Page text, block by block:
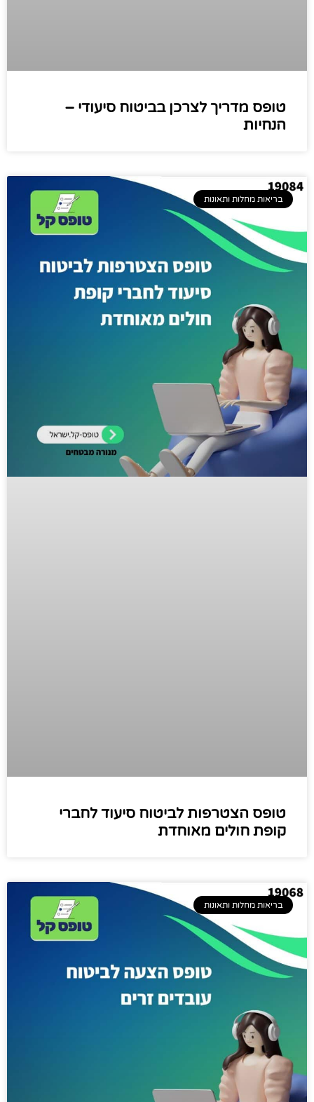
טופס מדריך לצרכן בביטוח סיעודי –
הנחיות
בריאות מחלות ותאונות
טופס הצטרפות לביטוח סיעוד לחברי
קופת חולים מאוחדת
בריאות מחלות ותאונות